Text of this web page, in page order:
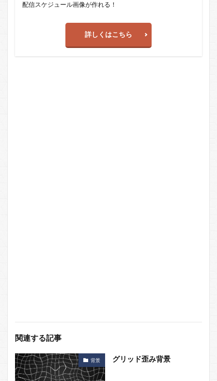
配信スケジュール画像が作れる！
詳しくはこちら
関連する記事
背景 グリッド歪み背景